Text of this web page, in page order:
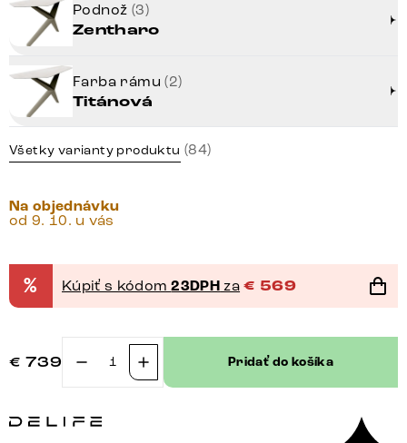
Podnož (3)
Zentharo
Farba rámu(2)
Titánová
Všetky varianty produktu (84)
Na objednávku
od 9. 10. u vás
% Kúpiť s kódom23DPH za € 569
€ 739
množstvo
stolík
Pridať do košíka